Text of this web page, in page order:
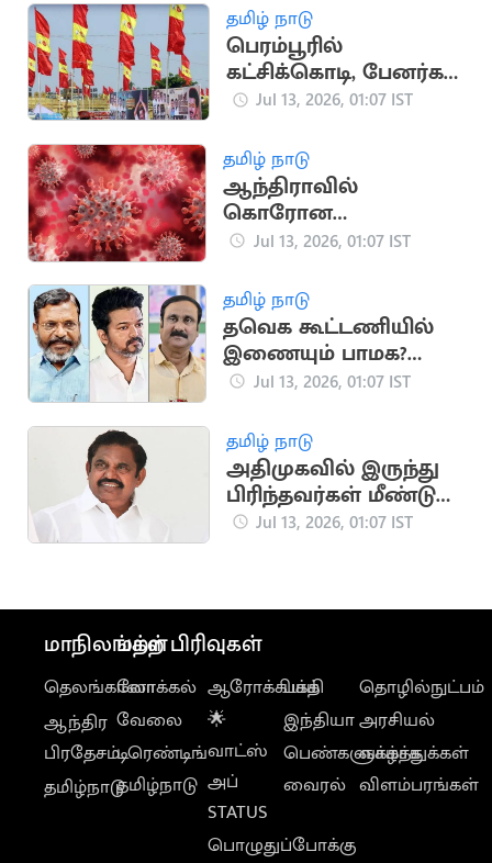
தமிழ் நாடு
பெரம்பூரில்
கட்சிக்கொடி, பேனர்கள்
வைக்கக் கூடாது
Jul 13, 2026, 01:07 IST
தமிழ் நாடு
ஆந்திராவில்
கொரோன
தொற்றுக்கு 2 பேர் பலி
Jul 13, 2026, 01:07 IST
தமிழ் நாடு
தவெக கூட்டணியில்
இணையும் பாமக?
விரும்பாத விசிக
Jul 13, 2026, 01:07 IST
தமிழ் நாடு
அதிமுகவில் இருந்து
பிரிந்தவர்கள் மீண்டும்
வரலாம் - பழனிசாமி
Jul 13, 2026, 01:07 IST
மாநிலங்கள்
தெலங்கானா
ஆந்திர
பிரதேசம்
தமிழ்நாடு
மற்ற பிரிவுகள்
லோக்கல்
வேலை
டிரெண்டிங்
தமிழ்நாடு
ஆரோக்கியம்
🌟
வாட்ஸ்
அப்
STATUS
பொழுதுப்போக்கு
பக்தி
இந்தியா
பெண்களுக்காக
வைரல்
தொழில்நுட்பம்
அரசியல்
வாழ்த்துக்கள்
விளம்பரங்கள்